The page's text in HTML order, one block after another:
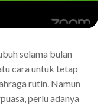
selama bulan
cara untuk tetap
rutin. Namun
perlu adanya